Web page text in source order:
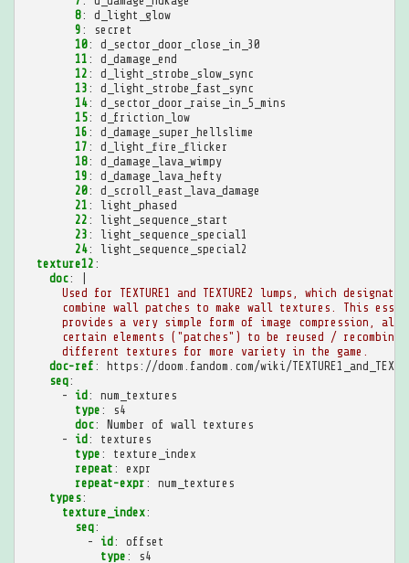
8:
d_light_glow
9 :
secret
10:
d_sector_door_close_in_30
11 :
d_damage_end
12 :
d_light_strobe_slow_sync
13 :
d_light_strobe_fast_sync
14:
d_sector_door_raise_in_5_mins
15:
d_friction_low
16 :
d_damage_super_hellslime
17 :
d_light_fire_flicker
18:
d_damage_lava_wimpy
19 :
d_damage_lava_hefty
20:
d_scroll_east_lava_damage
21 :
light_phased
22 :
light_sequence_start
23 :
light_sequence_special1
24:
light_sequence_special2
texture12 :
doc:
Used for TEXTURE1 and TEXTURE2 lumps, which designate
combine wall patches to make wall textures. This
provides a very simple form of image compression,
certain elements ("patches") to be reused / recombined
different textures for more variety in the game.
doc-ref :
https://doom.fandom.com/wiki/
seq:
-
id :
num_textures
type :
s4
doc:
Number of wall textures
-
id :
textures
type :
texture_index
repeat :
expr
repeat-expr :
num_textures
types:
texture_index:
seq:
-
id :
offset
type :
s4